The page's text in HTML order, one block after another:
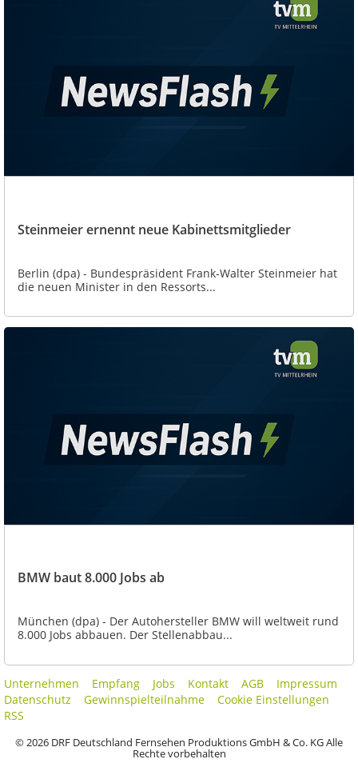
Steinmeier ernennt neue Kabinettsmitglieder
Berlin (dpa) - Bundespräsident Frank-Walter Steinmeier hat
die neuen Minister in den Ressorts...
BMW baut 8.000 Jobs ab
München (dpa) - Der Autohersteller BMW will weltweit rund
8.000 Jobs abbauen. Der Stellenabbau...
Unternehmen Empfang Jobs Kontakt AGB
Impressum
Datenschutz
Gewinnspielteilnahme
Cookie Einstellungen
RSS
© 2026 DRF Deutschland Fernsehen Produktions GmbH & Co. KG Alle
Rechte vorbehalten